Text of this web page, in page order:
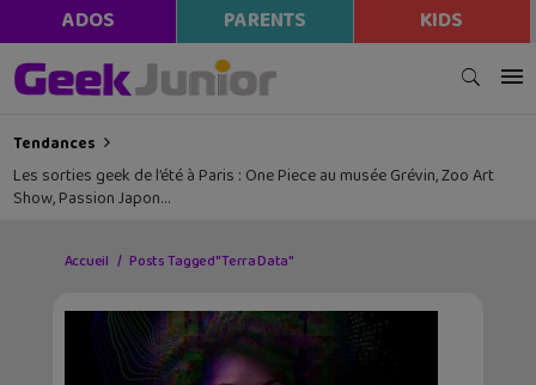
ADOS PARENTS KIDS
Tendances
Les sorties geek de l’été à Paris : One Piece au musée Grévin, Zoo Art
Show, Passion Japon…
Accueil Posts Tagged "Terra Data"